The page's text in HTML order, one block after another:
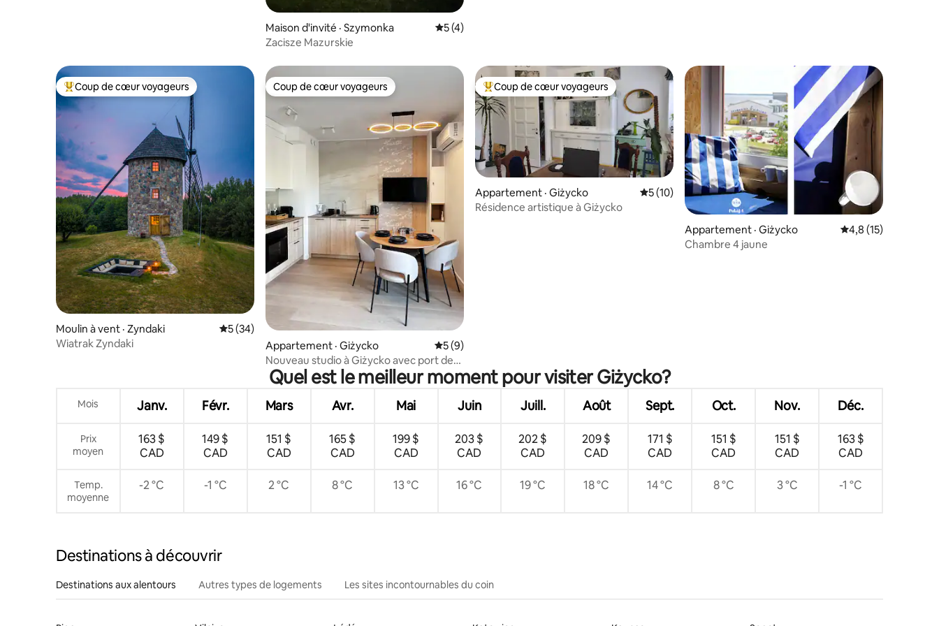
Maison d'invité · Szymonka Note moyenne de 5 sur 5, 4 commentaires
5 (4)
Zacisze Mazurskie
Coup de cœur voyageurs parmi les plus aimés
Coup de cœur voyageurs
Moulin à vent · Zyndaki Note moyenne de 5 sur 5, 34 commentaires
5 (34)
Wiatrak Zyndaki
Coup de cœur voyageurs
Coup de cœur voyageurs
Appartement · Giżycko Note moyenne de 5 sur 5, 9 commentaires
5 (9)
Nouveau studio à Giżycko avec port de
plaisance
Coup de cœur voyageurs parmi les plus aimés
Coup de cœur voyageurs
Appartement · Giżycko Note moyenne de 5 sur 5, 10 commentaires
5 (10)
Résidence artistique à Giżycko
Appartement · Giżycko
Note moyenne de
4,8 (15)
Chambre 4 jaune
Quel est le meilleur moment pour visiter Giżycko?
Mois Janv. Févr. Mars Avr. Mai Juin Juill. Août Sept. Oct. Nov. Déc.
Prix
moyen
163 $
CAD
149 $
CAD
151 $
CAD
165 $
CAD
199 $
CAD
203 $
CAD
202 $
CAD
209 $
CAD
171 $
CAD
151 $
CAD
151 $
CAD
163 $
CAD
Temp.
moyenne
-2 °C -1 °C 2 °C 8 °C 13 °C 16 °C 19 °C 18 °C 14 °C 8 °C 3 °C -1 °C
Destinations à découvrir
Destinations aux alentours Autres types de logements Les sites incontournables du coin